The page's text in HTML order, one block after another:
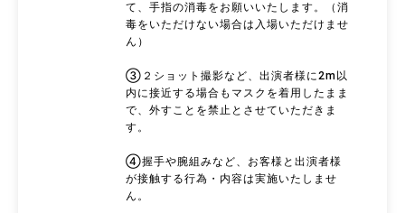
て、手指の消毒をお願いいたします。（消
毒をいただけない場合は入場いただけませ
ん）
③２ショット撮影など、出演者様に2m以
内に接近する場合もマスクを着用したまま
で、外すことを禁止とさせていただきま
す。
④握手や腕組みなど、お客様と出演者様
が接触する行為・内容は実施いたしませ
ん。